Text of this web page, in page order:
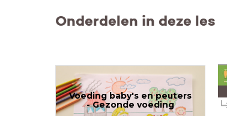
Onderdelen in deze les
Voeding baby's en peuters
- Gezonde voeding